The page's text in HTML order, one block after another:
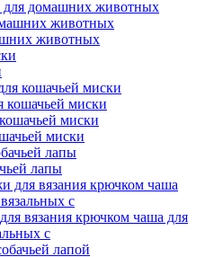
для домашних животных
животных
кошачьей миски
миски
лапы
вязания крючком чаша для
с